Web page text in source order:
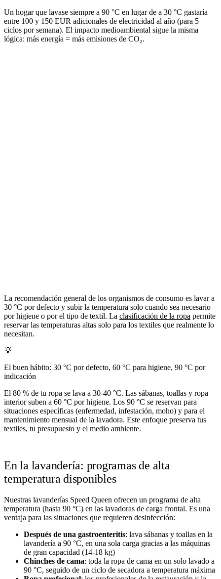
Un hogar que lavase siempre a 90 °C en lugar de a 30 °C gastaría
entre 100 y 150 EUR adicionales de electricidad al año (para 5
ciclos por semana). El impacto medioambiental sigue la misma
lógica: más energía = más emisiones de CO₂.
La recomendación general de los organismos de consumo es lavar a
30 °C por defecto y subir la temperatura solo cuando sea necesario
por higiene o por el tipo de textil. La clasificación de la ropa permite
reservar las temperaturas altas solo para los textiles que realmente lo
necesitan.
💡
El buen hábito: 30 °C por defecto, 60 °C para higiene, 90 °C por
indicación
El 80 % de tu ropa se lava a 30-40 °C. Las sábanas, toallas y ropa
interior suben a 60 °C por higiene. Los 90 °C se reservan para
situaciones específicas (enfermedad, infestación, moho) y para el
mantenimiento mensual de la lavadora. Este enfoque preserva tus
textiles, tu presupuesto y el medio ambiente.
En la lavandería: programas de alta
temperatura disponibles
Nuestras lavanderías Speed Queen ofrecen un programa de alta
temperatura (hasta 90 °C) en las lavadoras de carga frontal. Es una
ventaja para las situaciones que requieren desinfección:
Después de una gastroenteritis: lava sábanas y toallas en la
lavandería a 90 °C, en una sola carga gracias a las máquinas
de gran capacidad (14-18 kg)
Chinches de cama: toda la ropa de cama en un solo lavado a
90 °C, seguido de un ciclo de secadora a temperatura máxima